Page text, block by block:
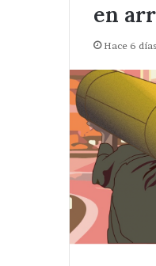
en
Hace 6 días